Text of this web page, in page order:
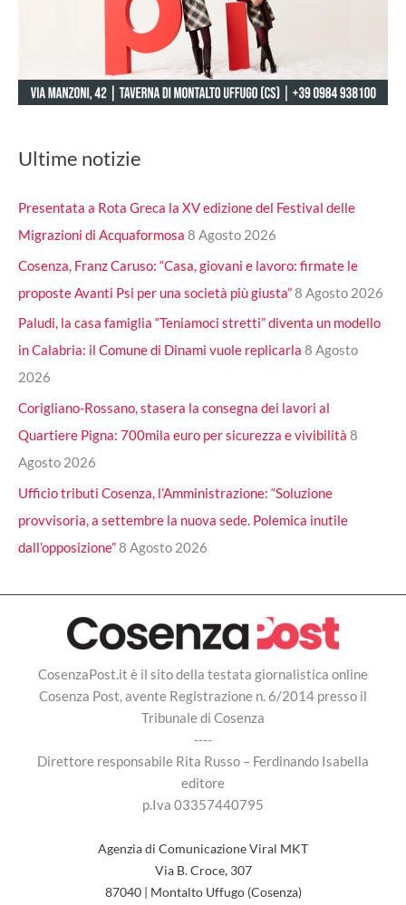
Ultime notizie
Presentata a Rota Greca la XV edizione del Festival delle
Migrazioni di Acquaformosa 8 Agosto 2026
Cosenza, Franz Caruso: “Casa, giovani e lavoro: firmate le
proposte Avanti Psi per una società più giusta”8 Agosto 2026
Paludi, la casa famiglia “Teniamoci stretti” diventa un modello
in Calabria: il Comune di Dinami vuole replicarla 8 Agosto
2026
Corigliano-Rossano, stasera la consegna dei lavori al
Quartiere Pigna: 700mila euro per sicurezza e vivibilità 8
Agosto 2026
Ufficio tributi Cosenza, l’Amministrazione: “Soluzione
provvisoria, a settembre la nuova sede. Polemica inutile
dall’opposizione”8 Agosto 2026
CosenzaPost.it è il sito della testata giornalistica online
Cosenza Post, avente Registrazione n. 6/2014 presso il
Tribunale di Cosenza
----
Direttore responsabile Rita Russo – Ferdinando Isabella
editore
p.Iva 03357440795
Agenzia di Comunicazione Viral MKT
Via B. Croce, 307
87040 | Montalto Uffugo (Cosenza)